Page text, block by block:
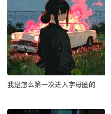
我是怎么第一次进入字母圈的